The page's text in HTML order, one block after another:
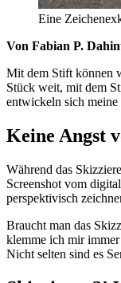
Eine
Von Fabian P.
Mit dem Stift können
Stück weit, mit dem
entwickeln sich
Keine Angst
Während das
Screenshot vom
perspektivisch
Braucht man das
klemme ich mir
Nicht selten sind es